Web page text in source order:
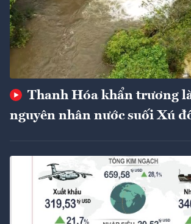
Thanh Hóa khẩn trương
nguyên nhân nước suối Xú